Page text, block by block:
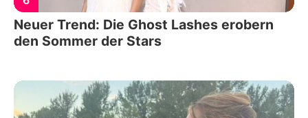
Neuer Trend: Die Ghost Lashes erobern
den Sommer der Stars